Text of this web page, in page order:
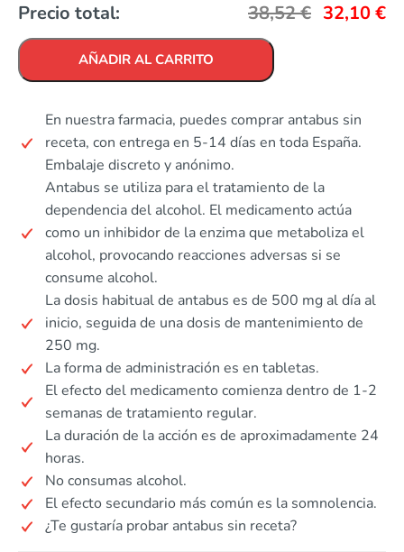
Precio total: 38,52€ 32,10€
AÑADIR AL CARRITO
En nuestra farmacia, puedes comprar antabus sin
receta, con entrega en 5-14 días en toda España.
Embalaje discreto y anónimo.
Antabus se utiliza para el tratamiento de la
dependencia del alcohol. El medicamento actúa
como un inhibidor de la enzima que metaboliza el
alcohol, provocando reacciones adversas si se
consume alcohol.
La dosis habitual de antabus es de 500 mg al día al
inicio, seguida de una dosis de mantenimiento de
250 mg.
La forma de administración es en tabletas.
El efecto del medicamento comienza dentro de 1-2
semanas de tratamiento regular.
La duración de la acción es de aproximadamente 24
horas.
No consumas alcohol.
El efecto secundario más común es la somnolencia.
¿Te gustaría probar antabus sin receta?